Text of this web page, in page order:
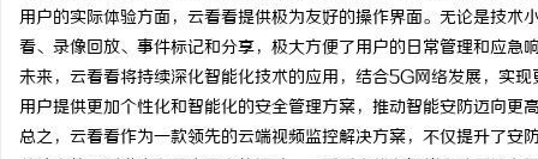
用户的实际体验方面，云看看提供极为友好的操作界面。无论是技
看、录像回放、事件标记和分享，极大方便了用户的日常管理和应急
未来，云看看将持续深化智能化技术的应用，结合5G网络发展，实
用户提供更加个性化和智能化的安全管理方案，推动智能安防迈向更
总之，云看看作为一款领先的云端视频监控解决方案，不仅提升了
揭秘！专业充电桩项目
哪些行业秘诀？